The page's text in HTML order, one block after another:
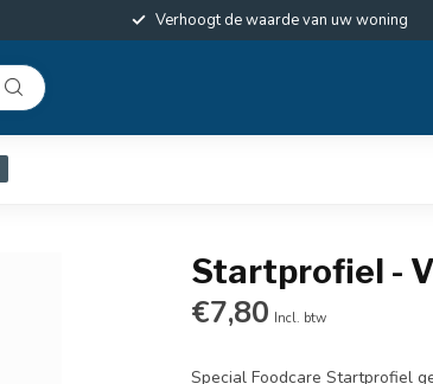
Verhoogt de waarde van uw woning
Startprofiel -
€7,80 Incl. btw
Special Foodcare Startprofiel